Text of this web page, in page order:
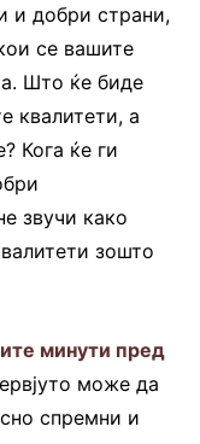
и добри страни,
се вашите
Што ќе биде
квалитети, а
Кога ќе ги
звучи како
зошто
минути пред
може да
спремни и